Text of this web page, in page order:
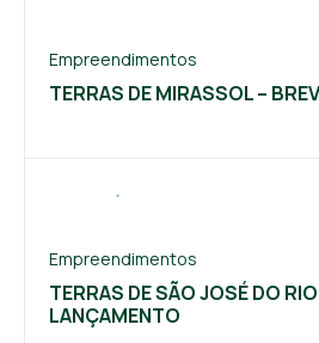
Empreendimentos
TERRAS DE MIRASSOL –
Empreendimentos
TERRAS DE SÃO JOSÉ DO
LANÇAMENTO